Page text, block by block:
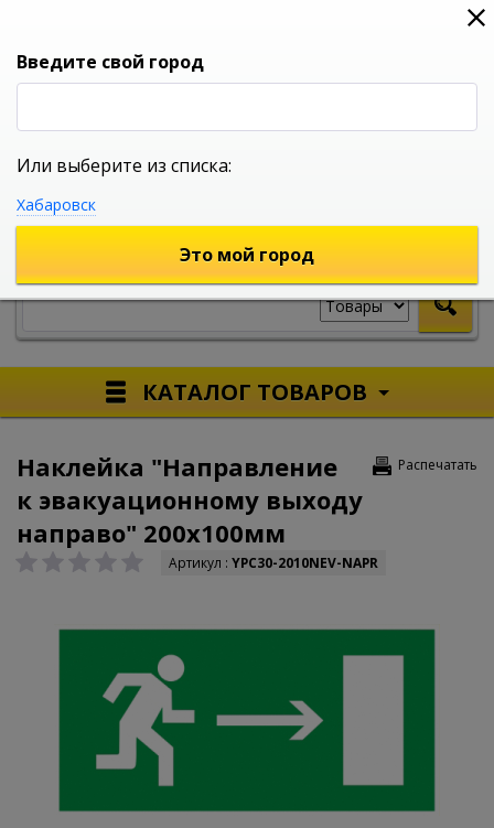
0
УНИВЕРСАЛЬНЫЙ ИНТЕРНЕТ МАГАЗИН
КАТАЛОГ ТОВАРОВ
Распечатать
Наклейка "Направление
к эвакуационному выходу
направо" 200х100мм
Артикул : YPC30-2010NEV-NAPR
Введите свой город
Или выберите из списка:
Хабаровск
Это мой город